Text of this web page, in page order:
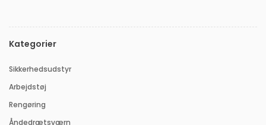
Kategorier
Sikkerhedsudstyr
Arbejdstøj
Rengøring
Åndedrætsværn